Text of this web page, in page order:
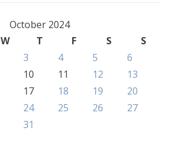
October 2024
W T F S
S
3 4 5
6
10 11 12
13
17 18 19
20
24 25 26
27
31